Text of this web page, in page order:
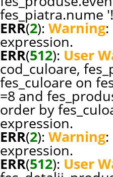
fes_piatra.nume
ERR(2): Warning
expression.
ERR(512): User
cod_culoare,
fes_culoare on
=8 and
order by
expression.
ERR(2): Warning
expression.
ERR(512): User